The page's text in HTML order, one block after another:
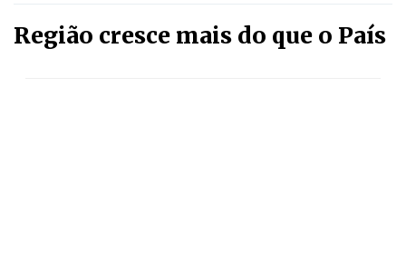
Região cresce mais do que o País